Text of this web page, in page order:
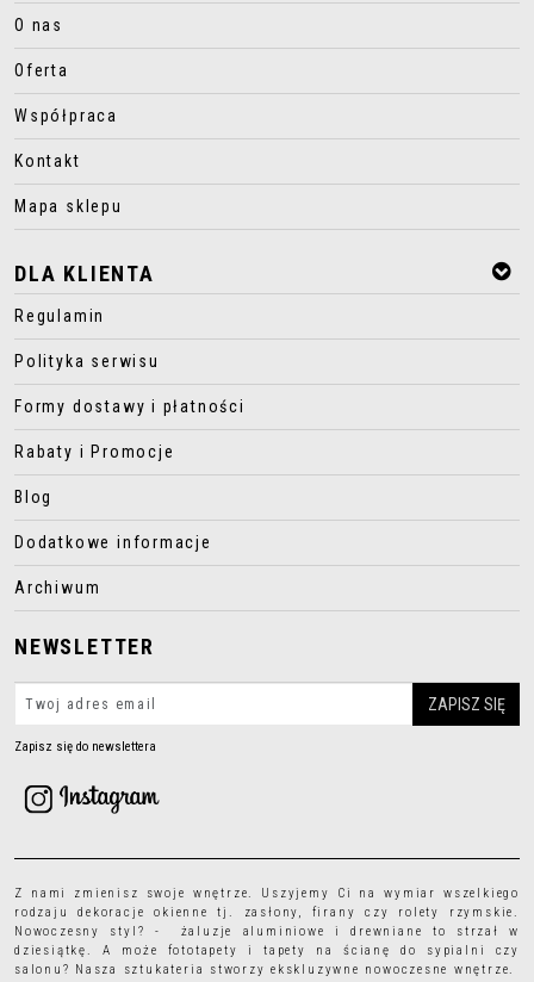
O nas
Oferta
Współpraca
Kontakt
Mapa sklepu
DLA KLIENTA
Regulamin
Polityka serwisu
Formy dostawy i płatności
Rabaty i Promocje
Blog
Dodatkowe informacje
Archiwum
NEWSLETTER
Zapisz się do newslettera
Z nami zmienisz swoje wnętrze. Uszyjemy Ci na wymiar wszelkiego
rodzajudekoracje okienne tj. zasłony, firany czy rolety rzymskie.
Nowoczesny styl? - żaluzje aluminiowe i drewniane to strzał w
dziesiątkę. A może fototapety i tapety
na ścianę do sypialni czy
salonu? Nasza sztukateria stworzy ekskluzywne nowoczesne wnętrze.